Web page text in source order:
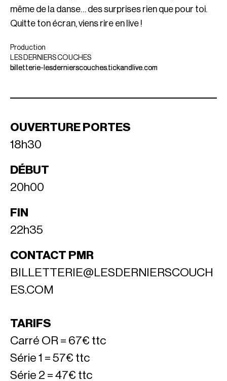
même de la danse… des surprises rien que pour toi.
Quitte ton écran, viens rire en live !
Production
LES DERNIERS COUCHES
billetterie-lesdernierscouches.tickandlive.com
OUVERTURE PORTES
18h30
DÉBUT
20h00
FIN
22h35
CONTACT PMR
BILLETTERIE@LESDERNIERSCOUCH
ES.COM
TARIFS
Carré OR = 67€ ttc
Série 1 = 57€ ttc
Série 2 = 47€ ttc